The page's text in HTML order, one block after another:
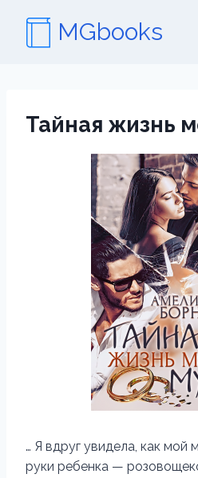
содержимому
MGbooks
Тайная жизнь
… Я вдруг увидела, как мой
руки ребенка —